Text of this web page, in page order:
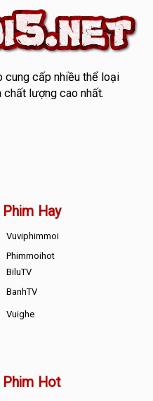
cấp nhiều thể loại
chất lượng cao nhất.
Phim Hay
Vuviphimmoi
Phimmoihot
BiluTV
BanhTV
Vuighe
Phim Hot